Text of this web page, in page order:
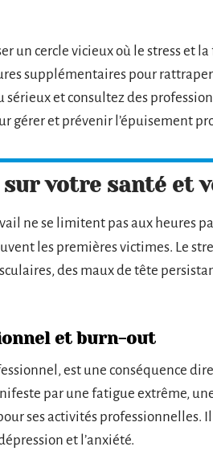
un cercle vicieux où le stress et
supplémentaires pour
sérieux et consultez des
gérer et prévenir l’épuisement
sur votre santé et
ne se limitent pas aux heures
les premières victimes. Le
des maux de tête
et burn-out
est une conséquence
par une fatigue extrême,
ses activités professionnelles.
et l’anxiété.